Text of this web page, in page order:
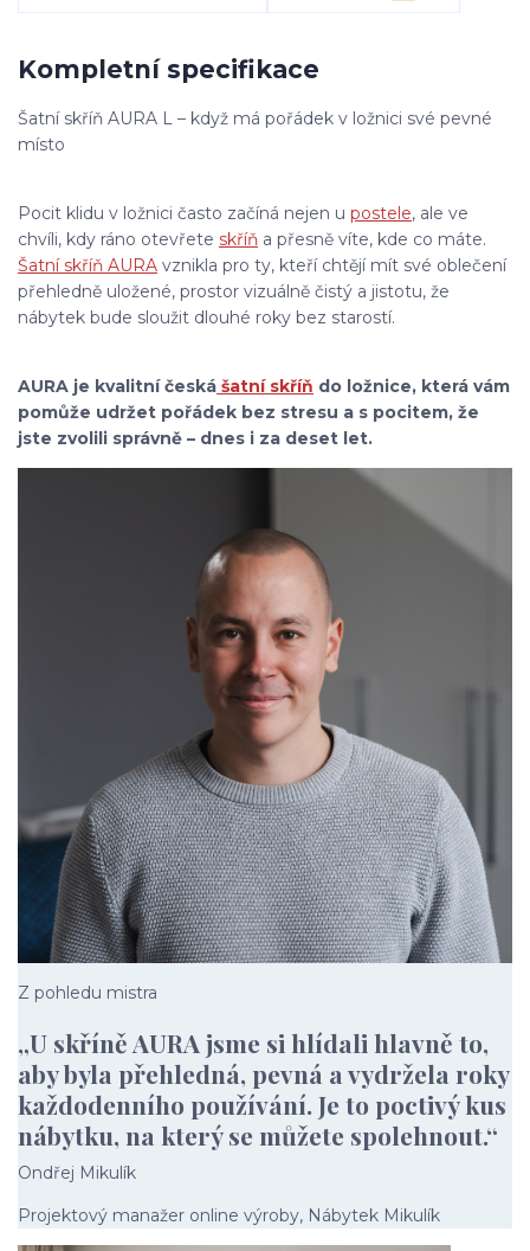
Kompletní specifikace
Šatní skříň AURA L – když má pořádek v ložnici své pevné
místo
Pocit klidu v ložnici často začíná nejen u postele, ale ve
chvíli, kdy ráno otevřete skříň a přesně víte, kde co máte.
Šatní skříň AURA vznikla pro ty, kteří chtějí mít své oblečení
přehledně uložené, prostor vizuálně čistý a jistotu, že
nábytek bude sloužit dlouhé roky bez starostí.
AURA je kvalitní česká šatní skříň do ložnice, která vám
pomůže udržet pořádek bez stresu a s pocitem, že
jste zvolili správně – dnes i za deset let.
Z pohledu mistra
„U skříně AURA jsme si hlídali hlavně to,
aby byla přehledná, pevná a vydržela roky
každodenního používání. Je to poctivý kus
nábytku, na který se můžete spolehnout.“
Ondřej Mikulík
Projektový manažer online výroby, Nábytek Mikulík